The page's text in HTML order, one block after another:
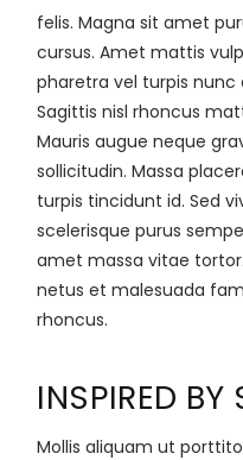
felis. Magna sit amet
cursus. Amet mattis
pharetra vel turpis nunc
Sagittis nisl rhoncus
Mauris augue neque
sollicitudin. Massa
turpis tincidunt id. Sed
scelerisque purus
amet massa vitae
netus et malesuada
rhoncus.
INSPIRED BY
Mollis aliquam ut